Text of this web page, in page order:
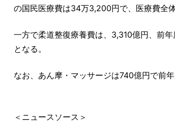
の国民医療費は34万3,200円で、医療費全
一方で柔道整復療養費は、3,310億円、前
となる。
なお、あん摩・マッサージは740億円で前
＜ニュースソース＞